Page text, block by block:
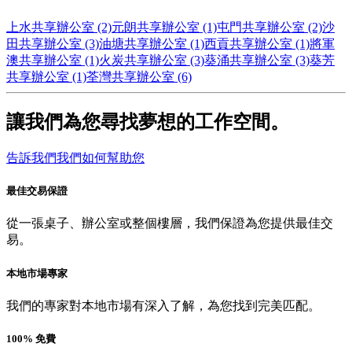
上水共享辦公室 (2)元朗共享辦公室 (1)屯門共享辦公室 (2)沙
田共享辦公室 (3)油塘共享辦公室 (1)西貢共享辦公室 (1)將軍
澳共享辦公室 (1)火炭共享辦公室 (3)葵涌共享辦公室 (3)葵芳
共享辦公室 (1)荃灣共享辦公室 (6)
讓我們為您尋找夢想的工作空間。
告訴我們我們如何幫助您
最佳交易保證
從一張桌子、辦公室或整個樓層，我們保證為您提供最佳交
易。
本地市場專家
我們的專家對本地市場有深入了解，為您找到完美匹配。
100% 免費